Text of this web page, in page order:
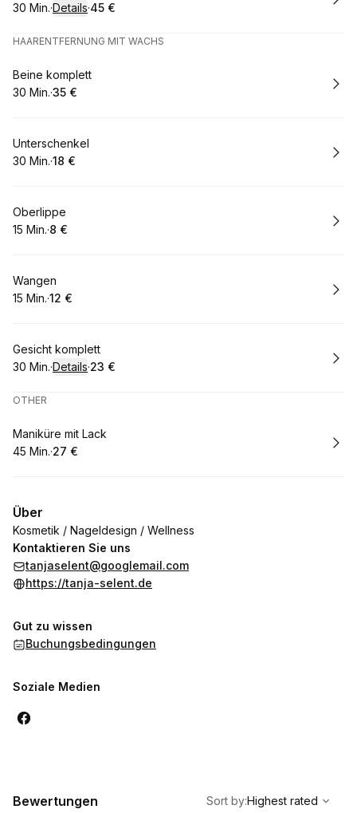
.Dauer:
30 Min.·Details·
.Preis
45 €
HAARENTFERNUNG MIT WACHS
Buchen
Beine komplett
.Dauer:
30 Min.·
.Preis
35 €
Buchen
Unterschenkel
.Dauer:
30 Min.·
.Preis
18 €
Buchen
Oberlippe
.Dauer
15 Min.·
. Preis
8 €
Buchen
Wangen
.Dauer:
15 Min.·
.Preis
12 €
Buchen
Gesicht komplett
.Dauer:
30 Min.·Details·
.Preis
23 €
OTHER
Buchen
Maniküre mit Lack
.Dauer:
45 Min.·
.Preis
27 €
Über
Kosmetik / Nageldesign / Wellness
Kontaktieren Sie uns
tanjaselent@googlemail.com
https://tanja-selent.de
Gut zu wissen
Buchungsbedingungen
Soziale Medien
Bewertungen
Highest rated
Sort by:Highest rated